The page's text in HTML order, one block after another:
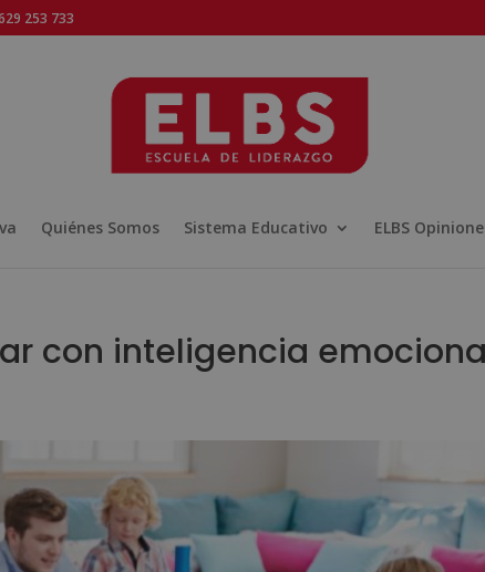
253 733
Quiénes Somos Sistema Educativo ELBS
con inteligencia